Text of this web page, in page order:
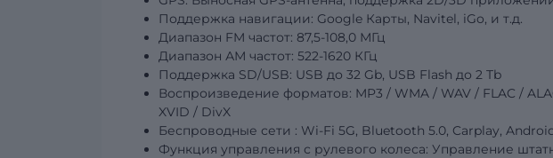
Поддержка навигации: Google Карты, Navitel, iGo, и т.д.
Диапазон FM частот: 87,5-108,0 МГц
Диапазон АМ частот: 522-1620 КГц
Поддержка SD/USB: USB до 32 Gb, USB Flash до 2 Tb
Воспроизведение форматов: MP3 / WMA / WAV / FLAC /
XVID / DivX
Беспроводные сети : Wi-Fi 5G, Bluetooth 5.0, Carplay,
Функция управления с рулевого колеса: Управление